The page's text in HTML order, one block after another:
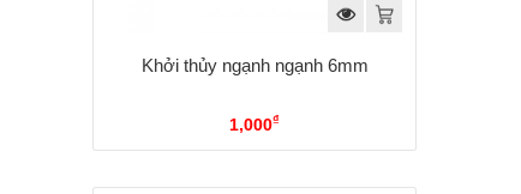
Khởi thủy ngạnh ngạnh 6mm
1,000₫